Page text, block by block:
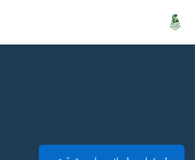
لوڪ ادب، لساني ۽ ادبي تحقيق